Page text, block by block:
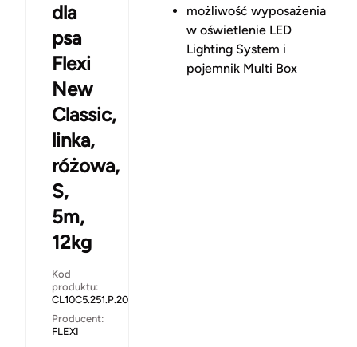
dla
psa
Flexi
New
Classic,
linka,
różowa,
S,
5m,
12kg
Kod
produktu:
CL10C5.251.P.20
Producent:
FLEXI
możliwość wyposażenia
w oświetlenie LED
Lighting System i
pojemnik Multi Box